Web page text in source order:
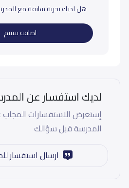
هل لديك تجربة سابقة مع
اضافة تقييم
لديك استفسار عن
إستعرض الاستفسارات
المدرسة قبل سؤالك
ارسال استفسار